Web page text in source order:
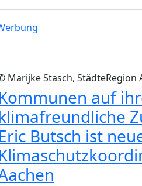
Marijke Stasch, StädteRegion
auf
Butsch ist